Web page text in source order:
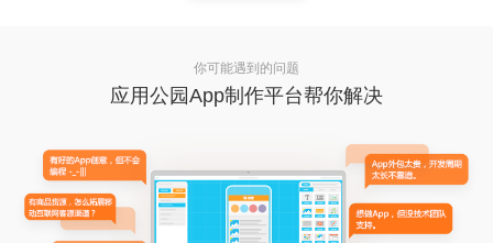
你可能遇到的问题
应用公园App制作平台帮你解决